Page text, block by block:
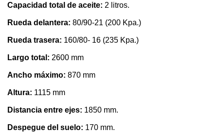
Capacidad total de aceite: 2 litros.
Rueda delantera: 80/90-21 (200 Kpa.)
Rueda trasera: 160/80- 16 (235 Kpa.)
Largo total: 2600 mm
Ancho máximo: 870 mm
Altura: 1115 mm
Distancia entre ejes: 1850 mm.
Despegue del suelo: 170 mm.